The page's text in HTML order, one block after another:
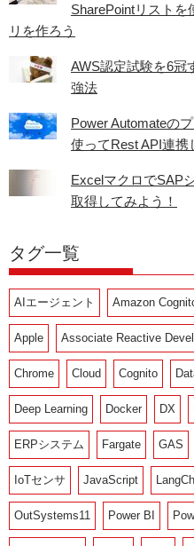
SharePointリスト
リを作ろう
AWS認定試験を6冠
強法
Power Automateの
使ってRest API連携
ExcelマクロでSAP
取得してみよう！
タグ一覧
AIエージェント Amazon
Apple Associate Reactive
Chrome Cloud Cognito
Deep Learning Docker DX
ERPシステム Fargate GAS
IoTセンサ JavaScript
OutSystems11 Power BI